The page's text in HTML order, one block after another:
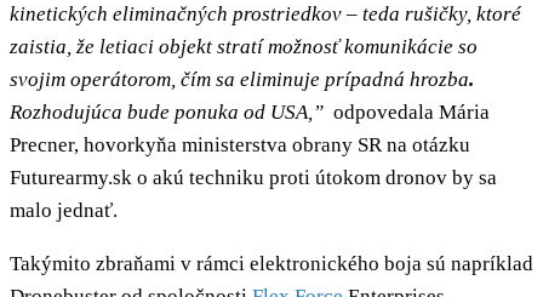
kinetických eliminačných prostriedkov – teda rušičky, ktoré
zaistia, že letiaci objekt stratí možnosť komunikácie so
svojim operátorom, čím sa eliminuje prípadná hrozba.
Rozhodujúca bude ponuka od USA,” odpovedala Mária
Precner, hovorkyňa ministerstva obrany SR na otázku
Futurearmy.sk o akú techniku proti útokom dronov by sa
malo jednať.
Takýmito zbraňami v rámci elektronického boja sú napríklad